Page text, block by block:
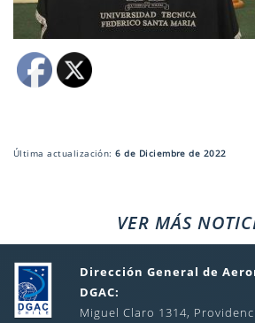
Última actualización:6 de Diciembre de 2022
VER MÁS
Dirección General de
DGAC:
Miguel Claro 1314,